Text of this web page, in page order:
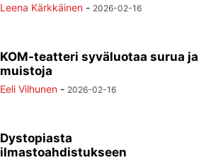
Leena Kärkkäinen - 2026-02-16
KOM-teatteri syväluotaa surua ja
muistoja
Eeli Vilhunen - 2026-02-16
Dystopiasta
ilmastoahdistukseen